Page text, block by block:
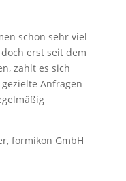
schon sehr viel
erst seit dem
zahlt es sich
Anfragen
formikon GmbH